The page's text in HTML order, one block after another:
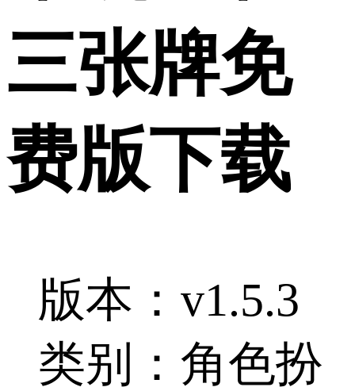
三张牌免
费版下载
版本：v1.5.3
类别：角色扮